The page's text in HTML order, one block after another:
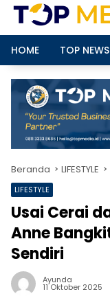
HOME TOP NEWS
Beranda LIFESTYLE
LIFESTYLE
Usai Cerai
Anne
Sendiri
Ayunda
11 Oktober 2025